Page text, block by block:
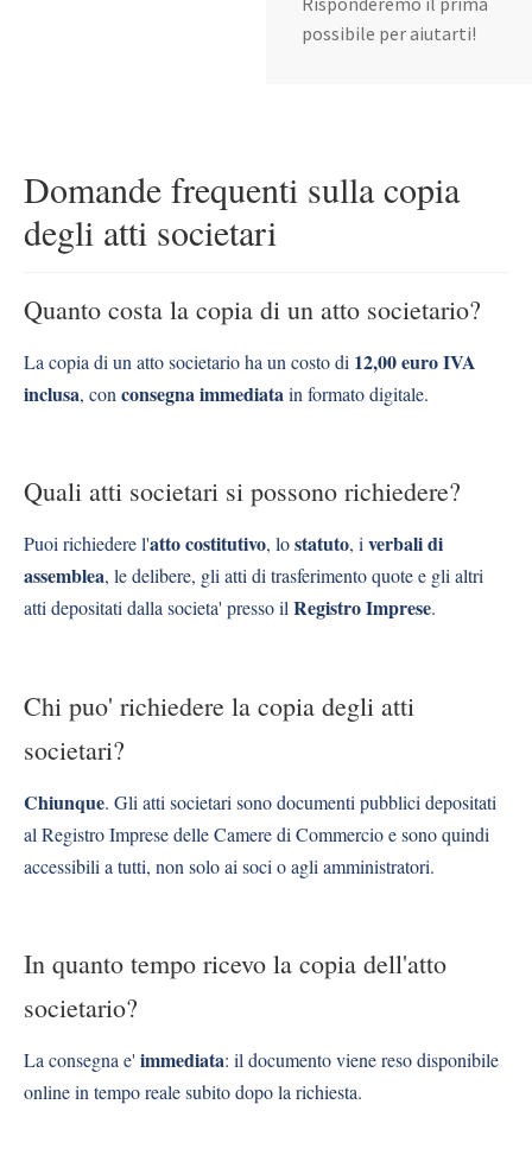
possibile per aiutarti!
Domande frequenti sulla copia
degli atti societari
Quanto costa la copia di un atto societario?
La copia di un atto societario ha un costo di 12,00 euro IVA
inclusa, con consegna immediatain formato digitale.
Quali atti societari si possono richiedere?
Puoi richiedere l'atto costitutivo, lostatuto, iverbali di
assemblea, le delibere, gli atti di trasferimento quote e gli altri
atti depositati dalla societa' presso ilRegistro Imprese.
Chi puo' richiedere la copia degli atti
societari?
Chiunque. Gli atti societari sono documenti pubblici depositati
al Registro Imprese delle Camere di Commercio e sono quindi
accessibili a tutti, non solo ai soci o agli amministratori.
In quanto tempo ricevo la copia dell'atto
societario?
La consegna e' immediata: il documento viene reso disponibile
online in tempo reale subito dopo la richiesta.